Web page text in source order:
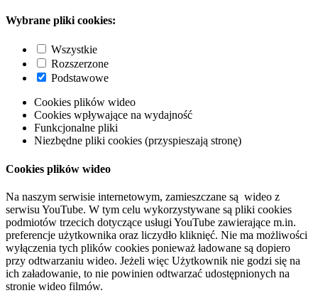
Wybrane pliki cookies:
Wszystkie
Rozszerzone
Podstawowe
Cookies plików wideo
Cookies wpływające na wydajność
Funkcjonalne pliki
Niezbędne pliki cookies (przyspieszają stronę)
Cookies plików wideo
Na naszym serwisie internetowym, zamieszczane są wideo z
serwisu YouTube. W tym celu wykorzystywane są pliki cookies
podmiotów trzecich dotyczące usługi YouTube zawierające m.in.
preferencje użytkownika oraz liczydło kliknięć. Nie ma możliwości
wyłączenia tych plików cookies ponieważ ładowane są dopiero
przy odtwarzaniu wideo. Jeżeli więc Użytkownik nie godzi się na
ich załadowanie, to nie powinien odtwarzać udostępnionych na
stronie wideo filmów.